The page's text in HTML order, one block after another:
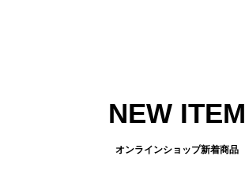
NEW ITEM
オンラインショップ新着商品